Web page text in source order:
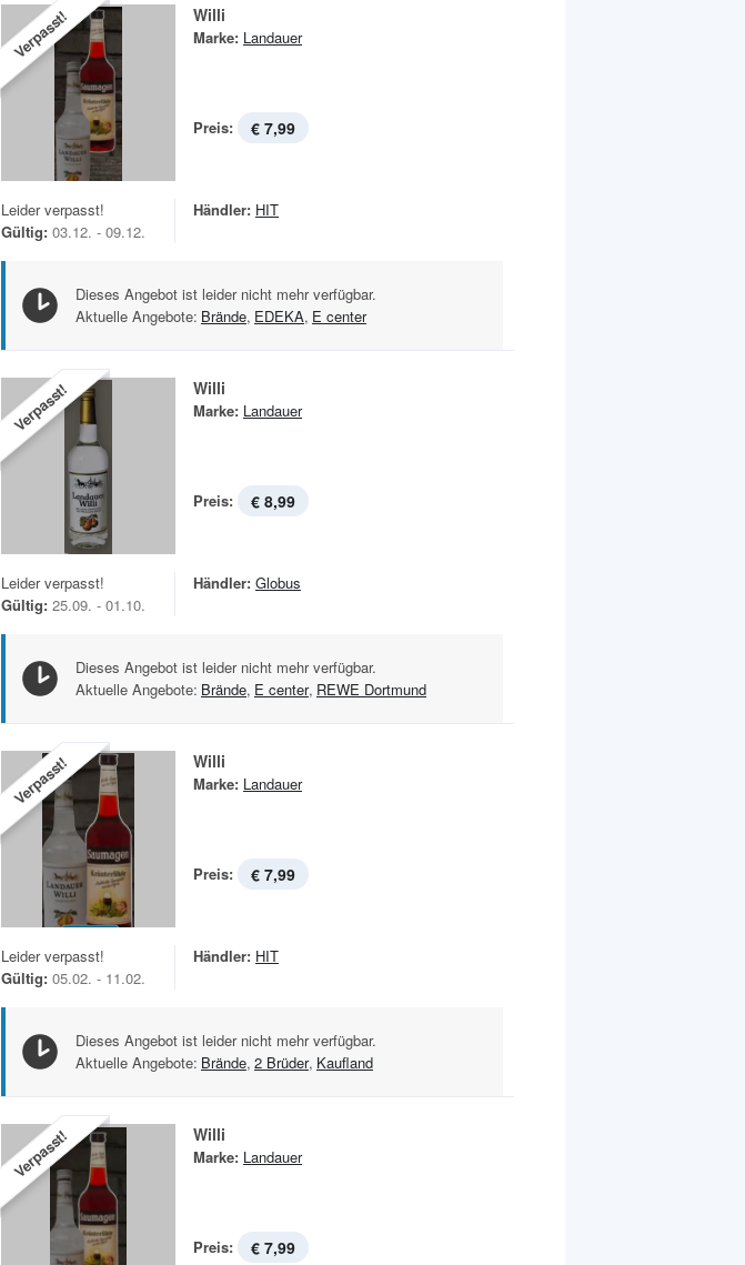
Verpasst! Willi
Marke: Landauer
Preis: € 7,99
Leider verpasst!
Gültig: 03.12. - 09.12.
Händler: HIT
Dieses Angebot ist leider nicht mehr verfügbar.
Aktuelle Angebote: Brände, EDEKA, E center
Verpasst! Willi
Marke: Landauer
Preis: € 8,99
Leider verpasst!
Gültig: 25.09. - 01.10.
Händler: Globus
Dieses Angebot ist leider nicht mehr verfügbar.
Aktuelle Angebote: Brände, E center, REWE Dortmund
Verpasst! Willi
Marke: Landauer
Preis: € 7,99
Leider verpasst!
Gültig: 05.02. - 11.02.
Händler: HIT
Dieses Angebot ist leider nicht mehr verfügbar.
Aktuelle Angebote: Brände, 2 Brüder, Kaufland
Verpasst! Willi
Marke: Landauer
Preis: € 7,99